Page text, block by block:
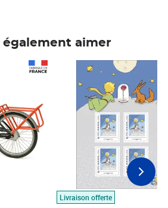
également aimer
Livraison offerte
Prix 7,50€